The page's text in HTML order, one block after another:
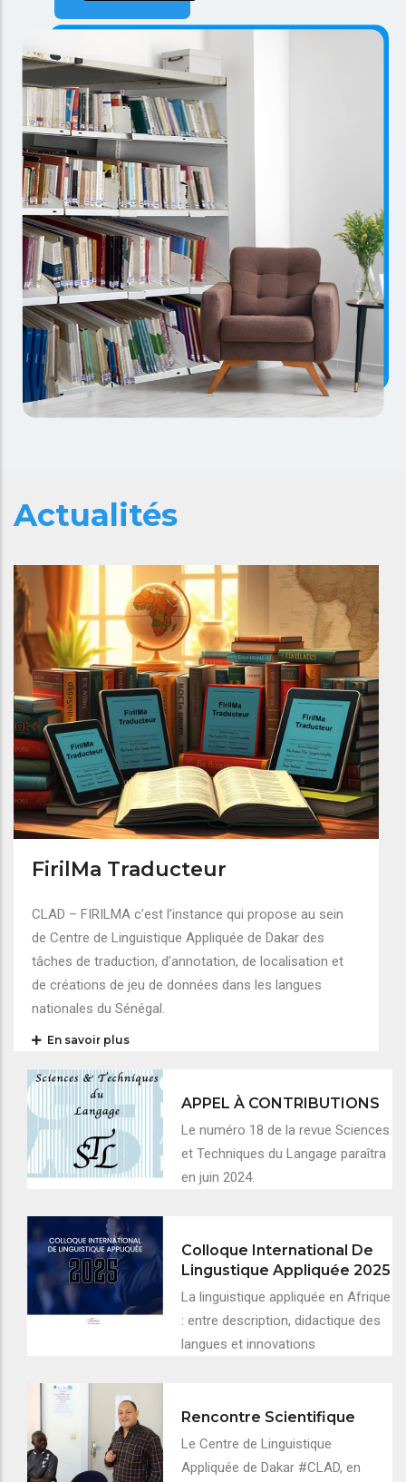
Actualités
FirilMa Traducteur
CLAD – FIRILMA c’est l’instance qui propose au sein
de Centre de Linguistique Appliquée de Dakar des
tâches de traduction, d’annotation, de localisation et
de créations de jeu de données dans les langues
nationales du Sénégal.
En savoir plus
APPEL À CONTRIBUTIONS
Le numéro 18 de la revue Sciences
et Techniques du Langage paraîtra
en juin 2024.
Colloque International De
Lingustique Appliquée 2025
La linguistique appliquée en Afrique
: entre description, didactique des
langues et innovations
Rencontre Scientifique
Le Centre de Linguistique
Appliquée de Dakar #CLAD, en